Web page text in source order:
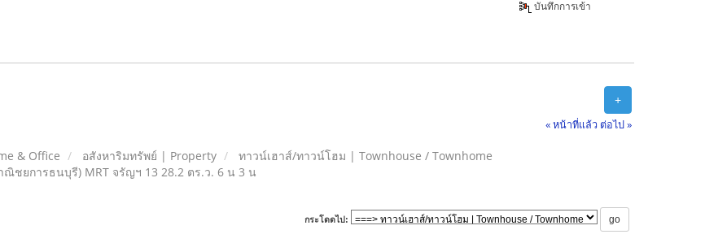
บันทึกการเข้า
+
« หน้าที่แล้ว ต่อไป »
& Office อสังหาริมทรัพย์ | Property
ทาวน์เฮาส์/ทาวน์โฮม | Townhouse / Townhome
ชยการธนบุรี) MRT จรัญฯ 13 28.2 ตร.ว. 6 น 3 น
กระโดดไป: